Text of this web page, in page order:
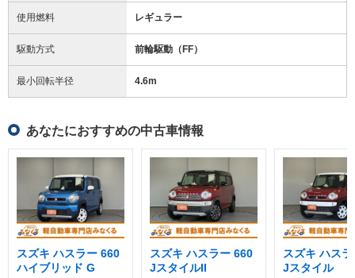
使用燃料 レギュラー
駆動方式 前輪駆動（FF）
最小回転半径 4.6m
あなたにおすすめの中古車情報
スズキ ハスラー 660
ハイブリッド G
スズキ ハスラー 660
JスタイルII
スズキ ハス
Jスタイル